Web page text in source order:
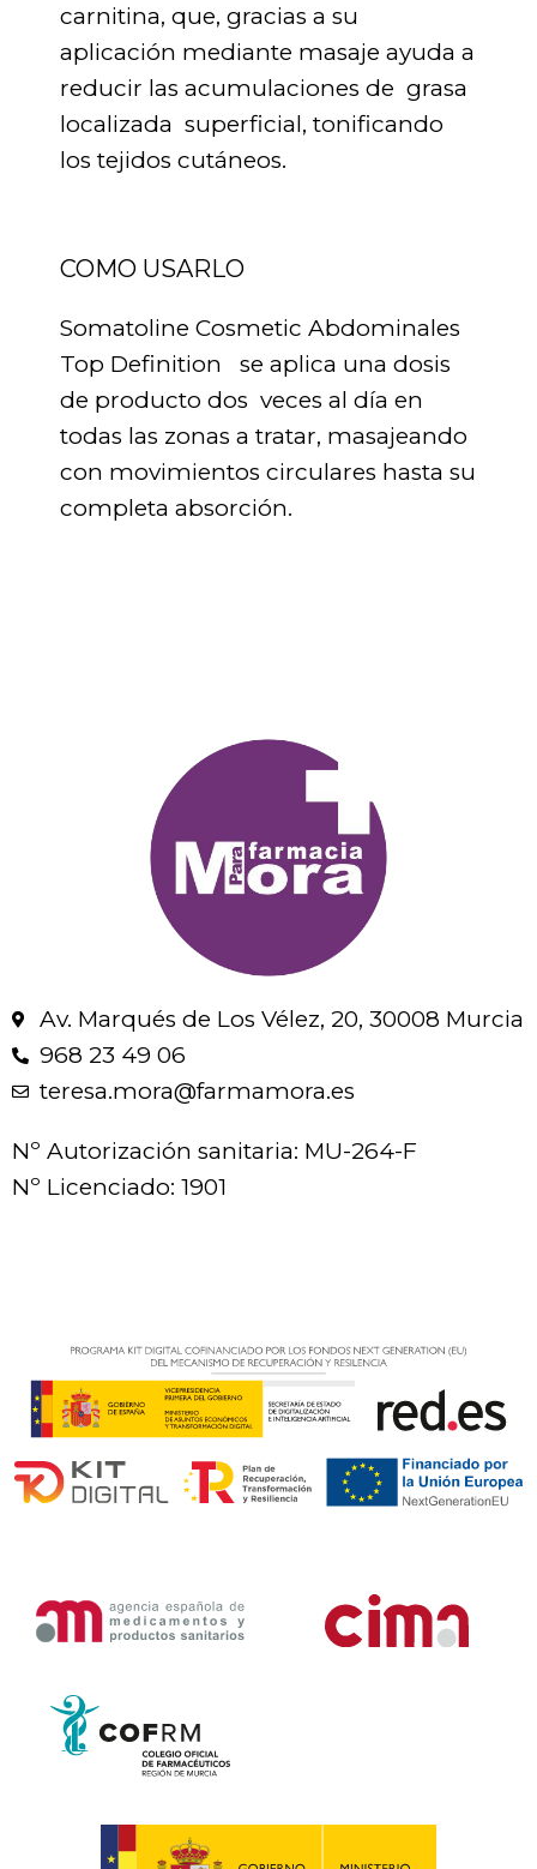
carnitina, que, gracias a su
aplicación mediante masaje ayuda a
reducir las acumulaciones de grasa
localizada superficial, tonificando
los tejidos cutáneos.
COMO USARLO
Somatoline Cosmetic Abdominales
Top Definition se aplica una dosis
de producto dos veces al día en
todas las zonas a tratar, masajeando
con movimientos circulares hasta su
completa absorción.
Av. Marqués de Los Vélez, 20, 30008 Murcia
968 23 49 06
teresa.mora@farmamora.es
Nº Autorización sanitaria: MU-264-F
Nº Licenciado: 1901